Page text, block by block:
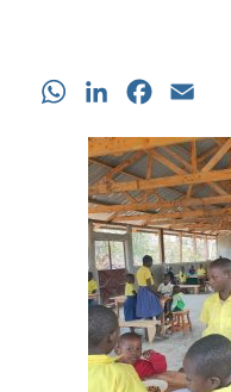
WhatsAppLinkedInFacebook